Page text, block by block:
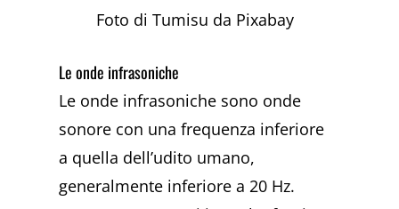
Foto di Tumisu da Pixabay
Le onde infrasoniche
Le onde infrasoniche sono onde
sonore con una frequenza inferiore
a quella dell’udito umano,
generalmente inferiore a 20 Hz.